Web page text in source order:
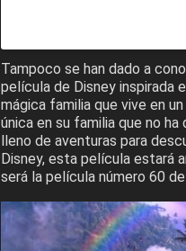
Tampoco se han dado a
película de Disney inspirada
mágica familia que vive en
única en su familia que no
lleno de aventuras para
Disney, esta película estará
será la película número 60 de